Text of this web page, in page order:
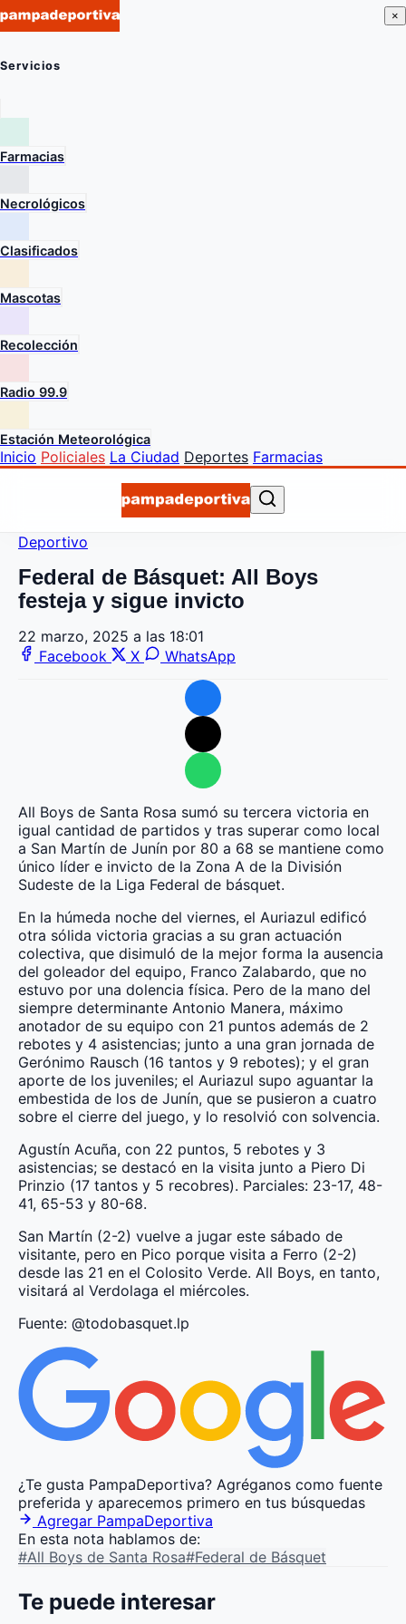
×
Servicios
Farmacias
Necrológicos
Clasificados
Mascotas
Recolección
Radio 99.9
Estación Meteorológica
Inicio Policiales La Ciudad Deportes Farmacias
Deportivo
Federal de Básquet: All Boys
festeja y sigue invicto
22 marzo, 2025 a las 18:01
Facebook
X WhatsApp
All Boys de Santa Rosa sumó su tercera victoria en
igual cantidad de partidos y tras superar como local
a San Martín de Junín por 80 a 68 se mantiene como
único líder e invicto de la Zona A de la División
Sudeste de la Liga Federal de básquet.
En la húmeda noche del viernes, el Auriazul edificó
otra sólida victoria gracias a su gran actuación
colectiva, que disimuló de la mejor forma la ausencia
del goleador del equipo, Franco Zalabardo, que no
estuvo por una dolencia física. Pero de la mano del
siempre determinante Antonio Manera, máximo
anotador de su equipo con 21 puntos además de 2
rebotes y 4 asistencias; junto a una gran jornada de
Gerónimo Rausch (16 tantos y 9 rebotes); y el gran
aporte de los juveniles; el Auriazul supo aguantar la
embestida de los de Junín, que se pusieron a cuatro
sobre el cierre del juego, y lo resolvió con solvencia.
Agustín Acuña, con 22 puntos, 5 rebotes y 3
asistencias; se destacó en la visita junto a Piero Di
Prinzio (17 tantos y 5 recobres). Parciales: 23-17, 48-
41, 65-53 y 80-68.
San Martín (2-2) vuelve a jugar este sábado de
visitante, pero en Pico porque visita a Ferro (2-2)
desde las 21 en el Colosito Verde. All Boys, en tanto,
visitará al Verdolaga el miércoles.
Fuente: @todobasquet.lp
¿Te gusta PampaDeportiva? Agréganos como fuente
preferida y aparecemos primero en tus búsquedas
Agregar PampaDeportiva
En esta nota hablamos de:
#All Boys de Santa Rosa#Federal de Básquet
Te puede interesar